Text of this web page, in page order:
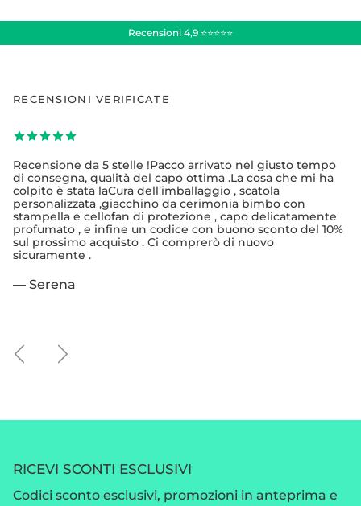
Recensioni 4,9 ⭐⭐⭐⭐⭐
RECENSIONI VERIFICATE
Recensione da 5 stelle !Pacco arrivato nel giusto tempo
di consegna, qualità del capo ottima .La cosa che mi ha
colpito è stata laCura dell’imballaggio , scatola
personalizzata ,giacchino da cerimonia bimbo con
stampella e cellofan di protezione , capo delicatamente
profumato , e infine un codice con buono sconto del 10%
sul prossimo acquisto . Ci comprerò di nuovo
sicuramente .
— Serena
IndietroAvanti
RICEVI SCONTI ESCLUSIVI
Codici sconto esclusivi, promozioni in anteprima e